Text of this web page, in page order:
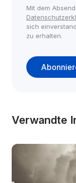
sich
zu erhalten.
Verwandte